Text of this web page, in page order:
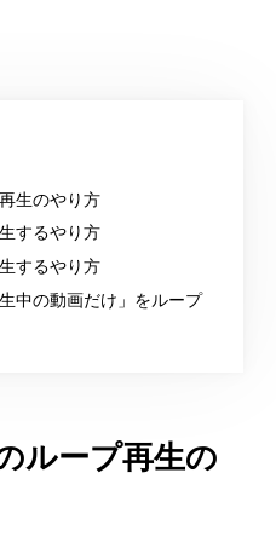
生のやり方
するやり方
するやり方
中の動画だけ」をループ
ループ再生の